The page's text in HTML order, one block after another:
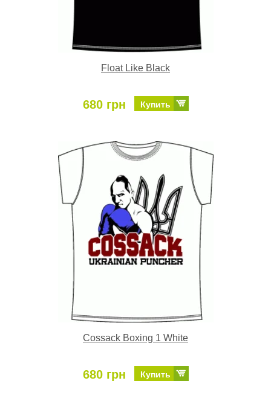
Float Like Black
680 грн Купить
Cossack Boxing 1 White
680 грн Купить